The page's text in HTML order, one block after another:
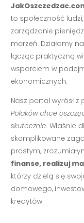
to społeczność
zarządzanie
marzeń. Działamy
łącząc praktyczną
wsparciem w
ekonomicznych.
Nasz portal wyrósł
Polaków chce
skutecznie. Właśnie
skomplikowane
prostym,
finanse, realizuj
którzy dzielą się
domowego,
kredytów.